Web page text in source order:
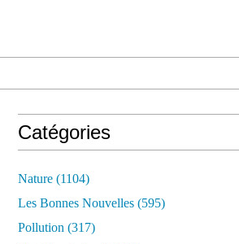
Catégories
Nature (1104)
Les Bonnes Nouvelles (595)
Pollution (317)